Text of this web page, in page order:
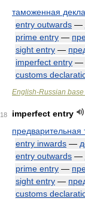
таможенная
entry outwards —
prime entry —
sight entry —
imperfect entry —
customs
English-Russian
18
imperfect entry
entry inwards —
entry outwards —
prime entry —
sight entry —
customs